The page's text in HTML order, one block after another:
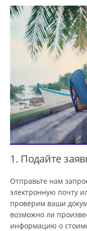
1. Подайте
Отправьте нам
электронную почту
проверим ваши
возможно ли
информацию о